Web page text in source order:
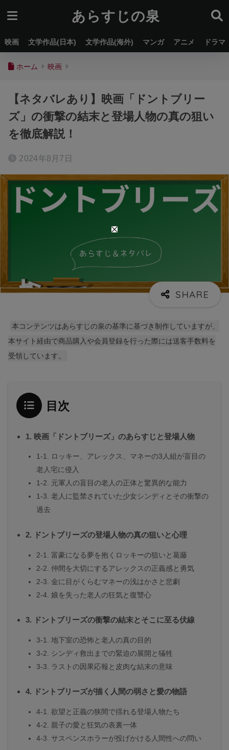
あらすじの泉
映画 文学作品(日本) 文学作品(海外) マンガ アニメ ドラマ
ホーム 映画
【ネタバレあり】映画「ドントブリー
ズ」の衝撃の結末と登場人物の真の狙い
を徹底解説！
2024年8月7日
本コンテンツはあらすじの泉の基準に基づき制作していますが、
本サイト経由で商品購入や会員登録を行った際には送客手数料を
受領しています。
目次
1. 映画「ドントブリーズ」のあらすじと登場人物
1-1. ロッキー、アレックス、マネーの3人組が盲目の
老人宅に侵入
1-2. 元軍人の盲目の老人の正体と驚異的な能力
1-3. 老人に監禁されていた少女シンディとその衝撃の
過去
2. ドントブリーズの登場人物の真の狙いと心理
2-1. 富豪になる夢を抱くロッキーの狙いと葛藤
2-2. 仲間を大切にするアレックスの正義感と勇気
2-3. 金に目がくらむマネーの浅はかさと悲劇
2-4. 娘を失った老人の狂気と復讐心
3. ドントブリーズの衝撃の結末とそこに至る伏線
3-1. 地下室の恐怖と老人の真の目的
3-2. シンディ救出までの緊迫の展開と犠牲
3-3. ラストの因果応報と皮肉な結末の意味
4. ドントブリーズが描く人間の弱さと愛の物語
4-1. 欲望と正義の狭間で揺れる登場人物たち
4-2. 親子の愛と狂気の表裏一体
4-3. サスペンスホラーが投げかける人間性への問い